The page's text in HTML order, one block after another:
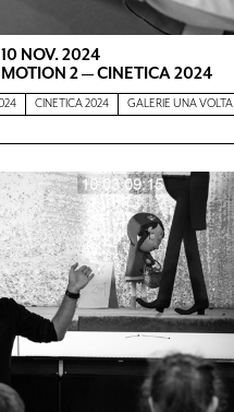
10 NOV. 2024
MOTION 2 — CINETICA 2024
CINETICA 2024 GALERIE UNA VOLTA